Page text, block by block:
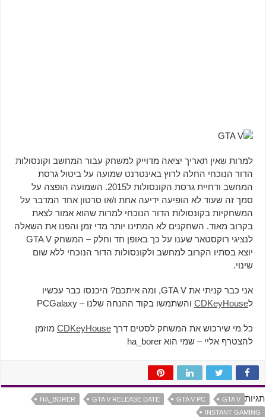
למרות שאין תאריך יציאה מדוייק למשחק עבור המחשב וקונסולות
הדור הנוכחי החלה לרוץ באינטרנט שמועה על ביטול גרסת
המחשב ודחיית גרסת הקונסולות ל2015. השמועה הופצה על
סמך זה שעוד לא הופיעה ידיעה אחת ו/או סרטון אחד המדבר על
המשחקיות בקונסולות הדור הנוכחי למרות שהוא אמור לצאת
בקרוב מאוד. השחקנים לא המתינו יותר מדי זמן והפנו את השאלה
לנציגי רוקסטאר שענו על כך באופן חד וחלק – המשחק GTA V
יוצא בסתיו הקרוב למחשב ולקונסולות הדור הנוכחי ללא שום
שינוי.
אני כבר קניתי את GTA V, ומה איתכם? היכנסו כבר עכשיו
לCDKeyHouseוהשתמשו בקוד ההנחה שלנו – PCGalaxy
כל מי שירכוש את המשחק לסטים דרך CDKeyHouseמוזמן
להצטרף אליי – שמי הוא ha_borer
תגיות GTA V
GTA V PC
GTA V RELEASE DATE
HA_BORER
INSTANT GAMING